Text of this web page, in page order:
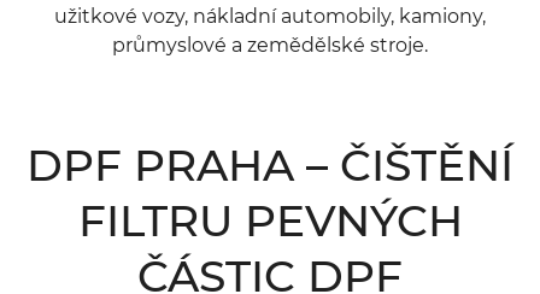
užitkové vozy, nákladní automobily, kamiony,
průmyslové a zemědělské stroje.
DPF PRAHA – ČIŠTĚNÍ
FILTRU PEVNÝCH
ČÁSTIC DPF